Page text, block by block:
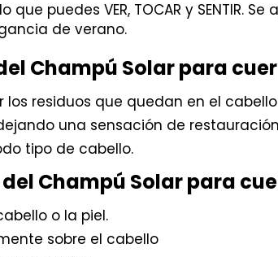
puedes VER, TOCAR y SENTIR.
de verano.
Champú Solar para
los residuos que quedan en el
una sensación de
tipo de cabello.
Champú Solar para
o la piel.
sobre el cabello